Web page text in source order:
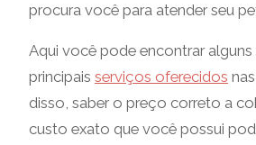
procura você para atender seu
Aqui você pode encontrar alguns
principais serviços oferecidos
disso, saber o preço correto a
custo exato que você possui